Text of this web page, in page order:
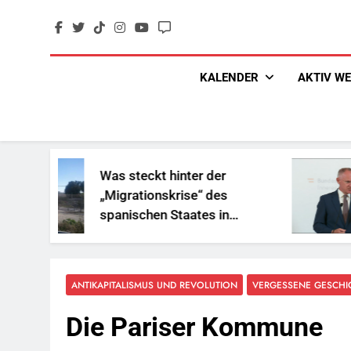
KALENDER AKTIV
steckt hinter der
des
Staates in
und
Reichen
ANTIKAPITALISMUS UND REVOLUTION VERGESSENE
Die Pariser Kommune